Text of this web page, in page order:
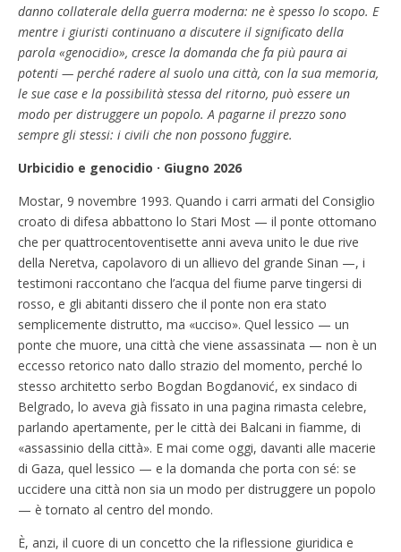
danno collaterale della guerra moderna: ne è spesso lo scopo. E
mentre i giuristi continuano a discutere il significato della
parola «genocidio», cresce la domanda che fa più paura ai
potenti — perché radere al suolo una città, con la sua memoria,
le sue case e la possibilità stessa del ritorno, può essere un
modo per distruggere un popolo. A pagarne il prezzo sono
sempre gli stessi: i civili che non possono fuggire.
Urbicidio e genocidio · Giugno 2026
Mostar, 9 novembre 1993. Quando i carri armati del Consiglio
croato di difesa abbattono lo Stari Most — il ponte ottomano
che per quattrocentoventisette anni aveva unito le due rive
della Neretva, capolavoro di un allievo del grande Sinan —, i
testimoni raccontano che l’acqua del fiume parve tingersi di
rosso, e gli abitanti dissero che il ponte non era stato
semplicemente distrutto, ma «ucciso». Quel lessico — un
ponte che muore, una città che viene assassinata — non è un
eccesso retorico nato dallo strazio del momento, perché lo
stesso architetto serbo Bogdan Bogdanović, ex sindaco di
Belgrado, lo aveva già fissato in una pagina rimasta celebre,
parlando apertamente, per le città dei Balcani in fiamme, di
«assassinio della città». E mai come oggi, davanti alle macerie
di Gaza, quel lessico — e la domanda che porta con sé: se
uccidere una città non sia un modo per distruggere un popolo
— è tornato al centro del mondo.
È, anzi, il cuore di un concetto che la riflessione giuridica e